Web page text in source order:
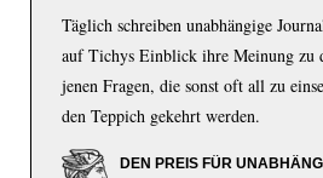
Täglich schreiben unabhängige
auf Tichys Einblick ihre Meinung zu
jenen Fragen, die sonst oft all zu
den Teppich gekehrt werden.
DEN PREIS FÜR